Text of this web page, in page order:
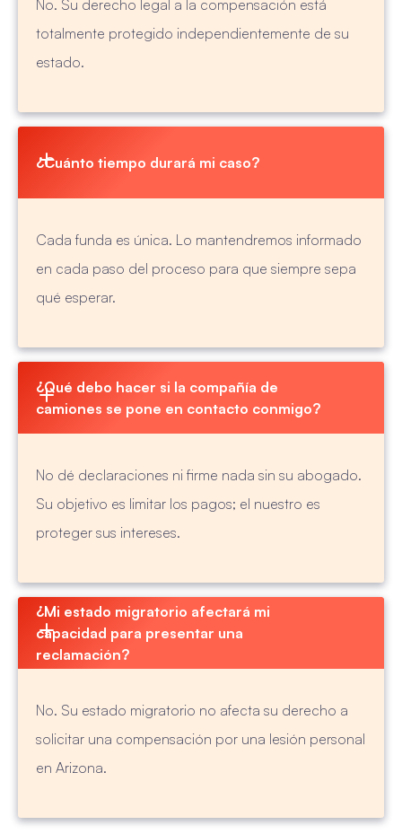
No. Su derecho legal a la compensación está
totalmente protegido independientemente de su
estado.
¿Cuánto tiempo durará mi caso?
Cada funda es única. Lo mantendremos informado
en cada paso del proceso para que siempre sepa
qué esperar.
¿Qué debo hacer si la compañía de
camiones se pone en contacto conmigo?
No dé declaraciones ni firme nada sin su abogado.
Su objetivo es limitar los pagos; el nuestro es
proteger sus intereses.
¿Mi estado migratorio afectará mi
capacidad para presentar una
reclamación?
No. Su estado migratorio no afecta su derecho a
solicitar una compensación por una lesión personal
en Arizona.